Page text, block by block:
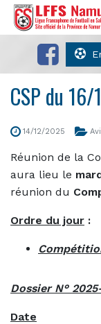
CSP du
14/12/2025
Réunion de la
aura lieu le
réunion du
Ordre du jour :
Dossier N°
Date :